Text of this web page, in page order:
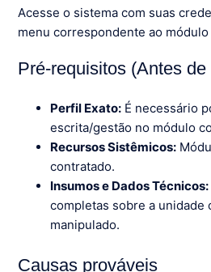
Acesse o sistema com suas
menu correspondente ao
Pré-requisitos (Antes de
Perfil Exato: É necessário
escrita/gestão no módulo
Recursos Sistêmicos:
contratado.
Insumos e Dados Técnicos:
completas sobre a unidade
manipulado.
Causas prováveis